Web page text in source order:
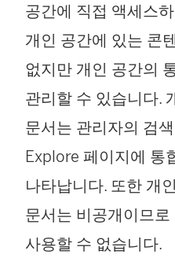
공간에 직접 액세스
개인 공간에 있는 콘
없지만 개인 공간의
관리할 수 있습니다.
문서는 관리자의 검
Explore 페이지에 통
나타납니다. 또한 개
문서는 비공개이므
사용할 수 없습니다.